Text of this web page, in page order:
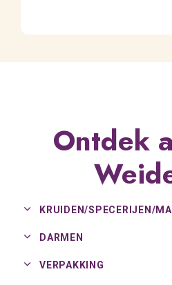
Ontdek
KRUIDEN/SPECERIJEN/
DARMEN
VERPAKKING